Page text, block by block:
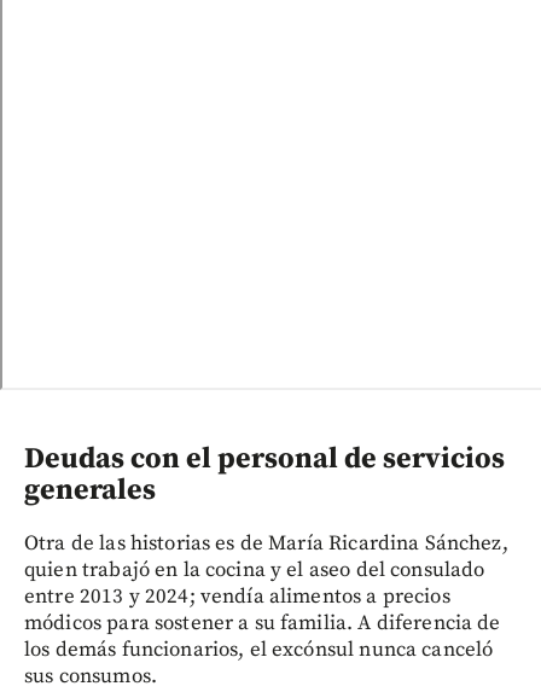
Deudas con el personal de servicios
generales
Otra de las historias es de María Ricardina Sánchez,
quien trabajó en la cocina y el aseo del consulado
entre 2013 y 2024; vendía alimentos a precios
módicos para sostener a su familia. A diferencia de
los demás funcionarios, el excónsul nunca canceló
sus consumos.